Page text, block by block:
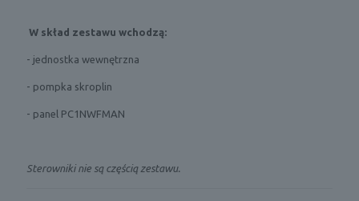
W skład zestawu wchodzą:
- jednostka wewnętrzna
- pompka skroplin
- panel PC1NWFMAN
Sterowniki nie są częścią zestawu.